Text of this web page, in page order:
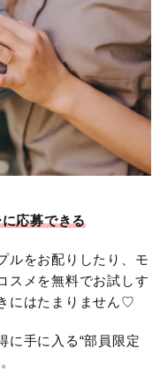
応募できる
ルをお配りしたり、モ
スメを無料でお試しす
にはたまりません♡
に手に入る“部員限定